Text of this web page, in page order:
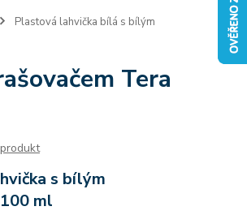
Plastová lahvička bílá s bílým
Tera
s bílým
ml